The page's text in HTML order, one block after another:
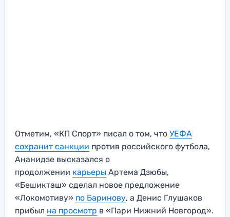
Отметим, «КП Спорт» писал о том, что УЕФА
сохранит санкции против российского футбола,
Ананидзе высказался о
продолжении карьеры Артема Дзюбы,
«Бешикташ» сделал новое предложение
«Локомотиву» по Баринову, а Денис Глушаков
прибыл на просмотр в «Пари Нижний Новгород».